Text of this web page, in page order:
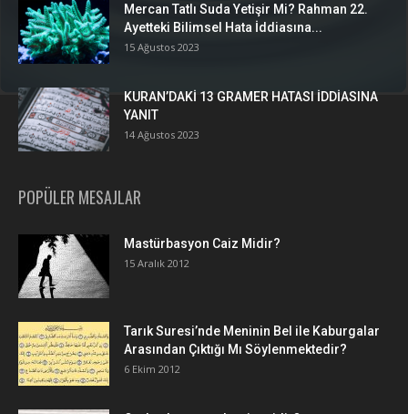
Mercan Tatlı Suda Yetişir Mi? Rahman 22.
Ayetteki Bilimsel Hata İddiasına...
15 Ağustos 2023
KURAN’DAKİ 13 GRAMER HATASI İDDİASINA
YANIT
14 Ağustos 2023
POPÜLER MESAJLAR
Mastürbasyon Caiz Midir?
15 Aralık 2012
Tarık Suresi’nde Meninin Bel ile Kaburgalar
Arasından Çıktığı Mı Söylenmektedir?
6 Ekim 2012